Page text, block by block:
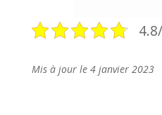
Mis à jour le 4 janvier 2023